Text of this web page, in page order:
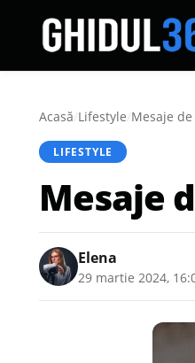
Acasă/Lifestyle/Mesaje
LIFESTYLE
Mesaje
Elena
29 martie 2024,